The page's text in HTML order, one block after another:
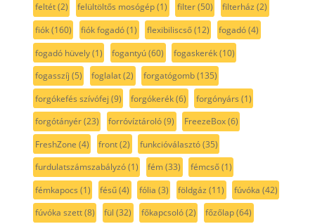
feltét(2) felültöltős mosógép(1) filter(50) filterház (2)
fiók(160) fiók fogadó(1) flexibiliscső(12) fogadó(4)
fogadó hüvely(1) fogantyú(60) fogaskerék(10)
fogasszíj (5) foglalat(2) forgatógomb(135)
forgókefés szívófej (9) forgókerék(6) forgónyárs (1)
forgótányér(23) forróvíztároló(9) FreezeBox(6)
FreshZone (4) front(2) funkcióválasztó(35)
furdulatszámszabályzó(1) fém(33) fémcső(1)
fémkapocs (1) fésű(4) fólia (3) földgáz (11) fúvóka (42)
fúvóka szett(8) fül (32) főkapcsoló(2) főzőlap(64)